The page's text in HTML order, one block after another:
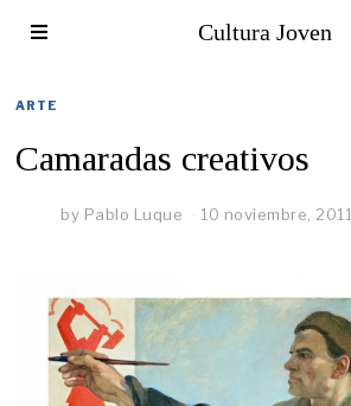
Cultura Joven
ARTE
Camaradas creativos
by Pablo Luque 10 noviembre, 2011